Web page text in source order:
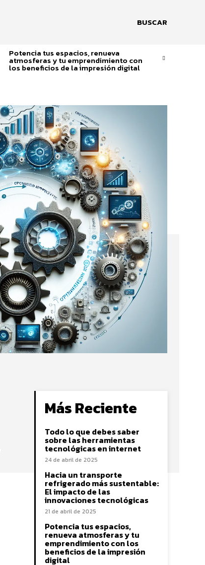
BUSCAR
Potencia tus espacios, renueva
atmosferas y tu emprendimiento con
los beneficios de la impresión digital
Más Reciente
Todo lo que debes saber
sobre las herramientas
tecnológicas en internet
24 de abril de 2025
Hacia un transporte
refrigerado más sustentable:
El impacto de las
innovaciones tecnológicas
21 de abril de 2025
Potencia tus espacios,
renueva atmosferas y tu
emprendimiento con los
beneficios de la impresión
digital